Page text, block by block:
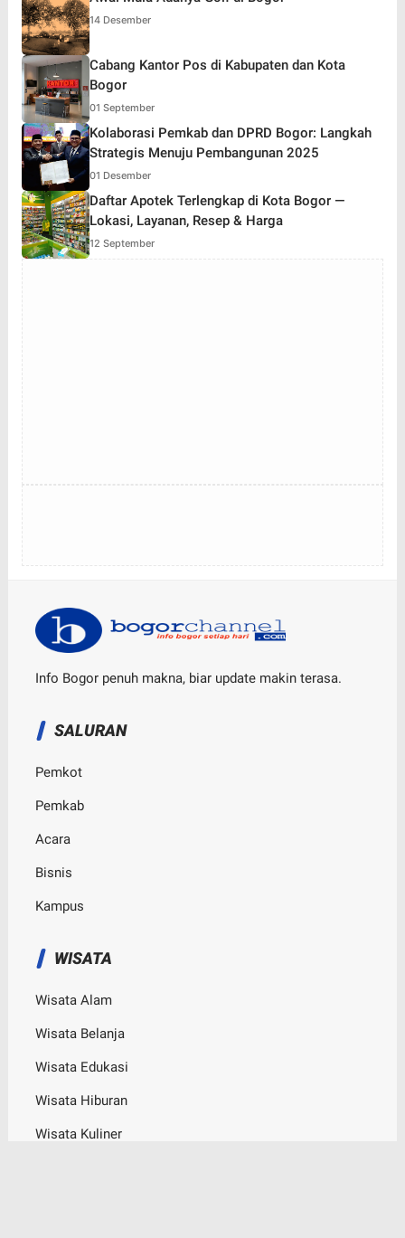
14 Desember
Cabang Kantor Pos di Kabupaten dan Kota
Bogor
01 September
Kolaborasi Pemkab dan DPRD Bogor: Langkah
Strategis Menuju Pembangunan 2025
01 Desember
Daftar Apotek Terlengkap di Kota Bogor —
Lokasi, Layanan, Resep & Harga
12 September
Info Bogor penuh makna, biar update makin terasa.
SALURAN
Pemkot
Pemkab
Acara
Bisnis
Kampus
WISATA
Wisata Alam
Wisata Belanja
Wisata Edukasi
Wisata Hiburan
Wisata Kuliner